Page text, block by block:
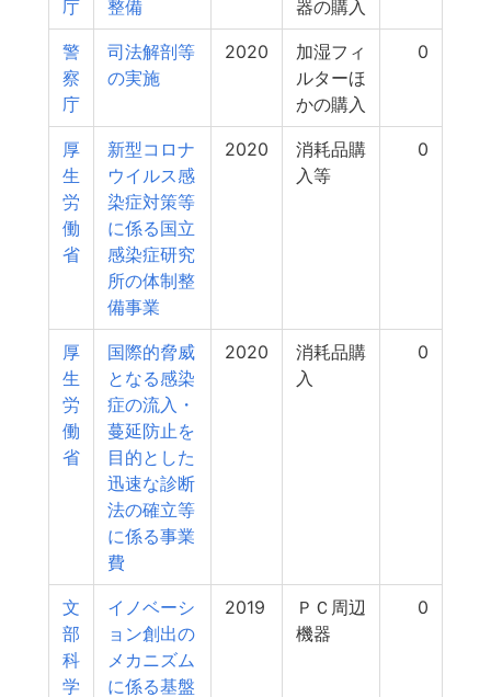
庁
整備
器の購入
警
察
庁
司法解剖等
の実施
2020
加湿フィ
ルターほ
かの購入
0
厚
生
労
働
省
新型コロナ
ウイルス感
染症対策等
に係る国立
感染症研究
所の体制整
備事業
2020
消耗品購
入等
0
厚
生
労
働
省
国際的脅威
となる感染
症の流入・
蔓延防止を
目的とした
迅速な診断
法の確立等
に係る事業
費
2020
消耗品購
入
0
文
部
科
学
イノベーシ
ョン創出の
メカニズム
に係る基盤
2019
ＰＣ周辺
機器
0